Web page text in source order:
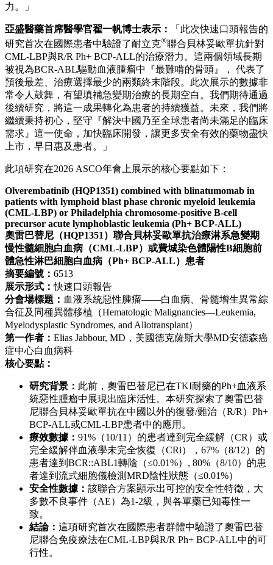
力。」
亞盛醫藥首席醫學官翟一帆博士表示：
「此次快速口頭報告的
研究首次在國際患者中驗證了耐立克®聯合貝林妥歐單抗針對
CML-LBP與R/R Ph+ BCP-ALL的治療潛力。這兩個領域長期
被視為BCR-ABL驅動血液腫瘤中『最難啃的骨頭』， 代表了
預後最差、治療選擇最少的兩類終末階段。此次展示的數據非
常令人鼓舞，有望填補急變期治療的長期空白。我們期待通過
後續研究，將這一成果轉化為患者的持續獲益。未來，我們將
繼續秉持初心，堅守『解決中國乃至全球患者尚未滿足的臨床
需求』這一使命，加快臨床開發，讓更多安全有效的藥物盡快
上市，早日惠及患者。」
此項研究在2026 ASCO年會上展示的核心要點如下：
Olverembatinib (HQP1351) combined with blinatumomab in
patients with lymphoid blast phase chronic myeloid leukemia
(CML-LBP) or Philadelphia chromosome-positive B-cell
precursor acute lymphoblastic leukemia (Ph+ BCP-ALL)
奧雷巴替尼（HQP1351 ）聯合貝林妥歐單抗治療淋系急變期
慢性髓細胞白血病（CML-LBP）或費城染色體陽性B細胞前
體急性淋巴細胞白血病（Ph+ BCP-ALL）患者
摘要編號： 6513
展示形式：快速口頭報告
分會場標題： 血液系統惡性腫瘤——白血病、骨髓增生異常綜
合征及同種異體移植（Hematologic Malignancies—Leukemia,
Myelodysplastic Syndromes, and Allotransplant）
第一作者： Elias Jabbour, MD，美國德克薩斯大學MD安德森癌
症中心白血病科
核心要點：
研究背景： 此前，奧雷巴替尼已在TKI耐藥的Ph+血液系
統惡性腫瘤中展現出臨床活性。本研究探索了奧雷巴替
尼聯合貝林妥歐單抗在中國以外的復發/難治（R/R）Ph+
BCP-ALL或CML-LBP患者中的應用。
療效數據： 91%（10/11）的患者達到完全緩解（CR）或
完全緩解伴血液學未完全恢復（CRi），67%（8/12）的
患者達到BCR::ABL1轉陰（≤0.01%）, 80%（8/10）的患
者達到流式細胞儀檢測MRD陰性狀態（≤0.01%）
安全性數據： 該聯合方案顯示出可控的安全性特徵，大
多數不良事件（AE）為1-2級，與各單藥已知毒性一
致。
結論： 這項研究首次在國際患者群體中驗證了奧雷巴替
尼聯合免疫療法在CML-LBP與R/R Ph+ BCP-ALL中的可
行性。